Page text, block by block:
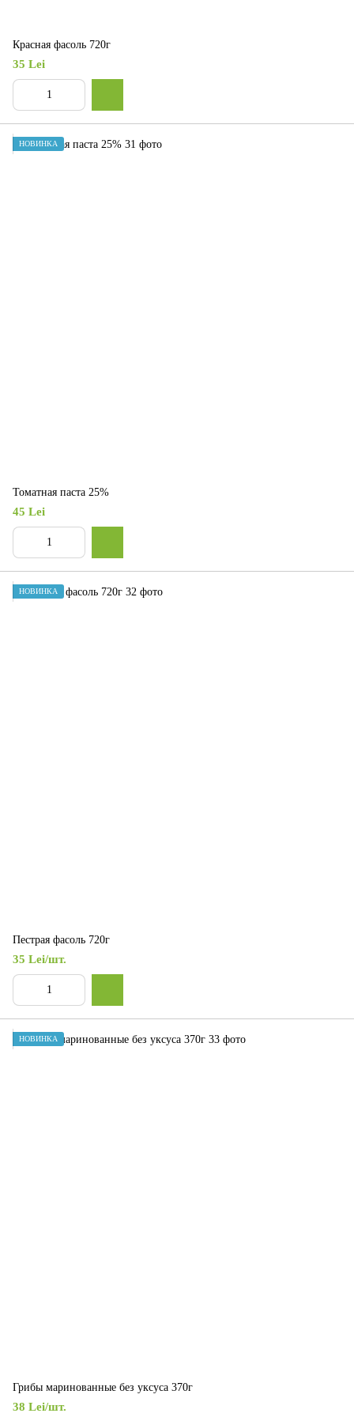
Красная фасоль 720г
35 Lei
НОВИНКА
Томатная паста 25%
45 Lei
НОВИНКА
Пестрая фасоль 720г
35 Lei/шт.
НОВИНКА
Грибы маринованные без уксуса 370г
38 Lei/шт.